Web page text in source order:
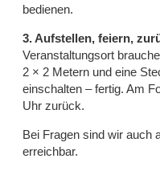
bedienen.
3. Aufstellen, feiern,
Veranstaltungsort
2 × 2 Metern und eine
einschalten – fertig. Am
Uhr zurück.
Bei Fragen sind wir auch
erreichbar.